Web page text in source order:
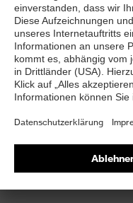
100
graphit
bis 54